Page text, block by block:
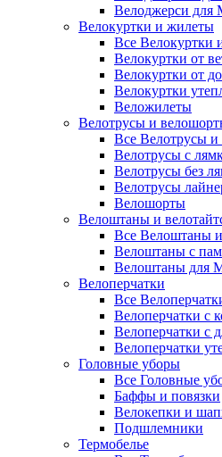
Велоджерси для
Велокуртки и жилеты
Все Велокуртки
Велокуртки от
Велокуртки от
Велокуртки
Веложилеты
Велотрусы и
Все Велотрусы
Велотрусы с
Велотрусы без
Велотрусы
Велошорты
Велоштаны и
Все Велоштаны
Велоштаны с
Велоштаны для
Велоперчатки
Все
Велоперчатки с
Велоперчатки с
Велоперчатки
Головные уборы
Все Головные
Баффы и повязки
Велокепки и
Подшлемники
Термобелье